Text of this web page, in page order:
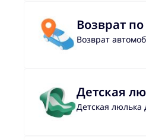
Возврат
Возврат
Детская
Детская